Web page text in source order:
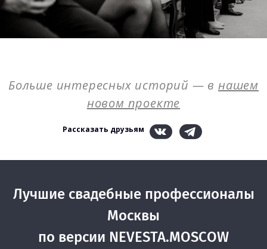
Больше интересных историй — в нашем
новом проекте
Рассказать друзьям
Лучшие свадебные профессионалы
Москвы
по версии NEVESTA.MOSCOW